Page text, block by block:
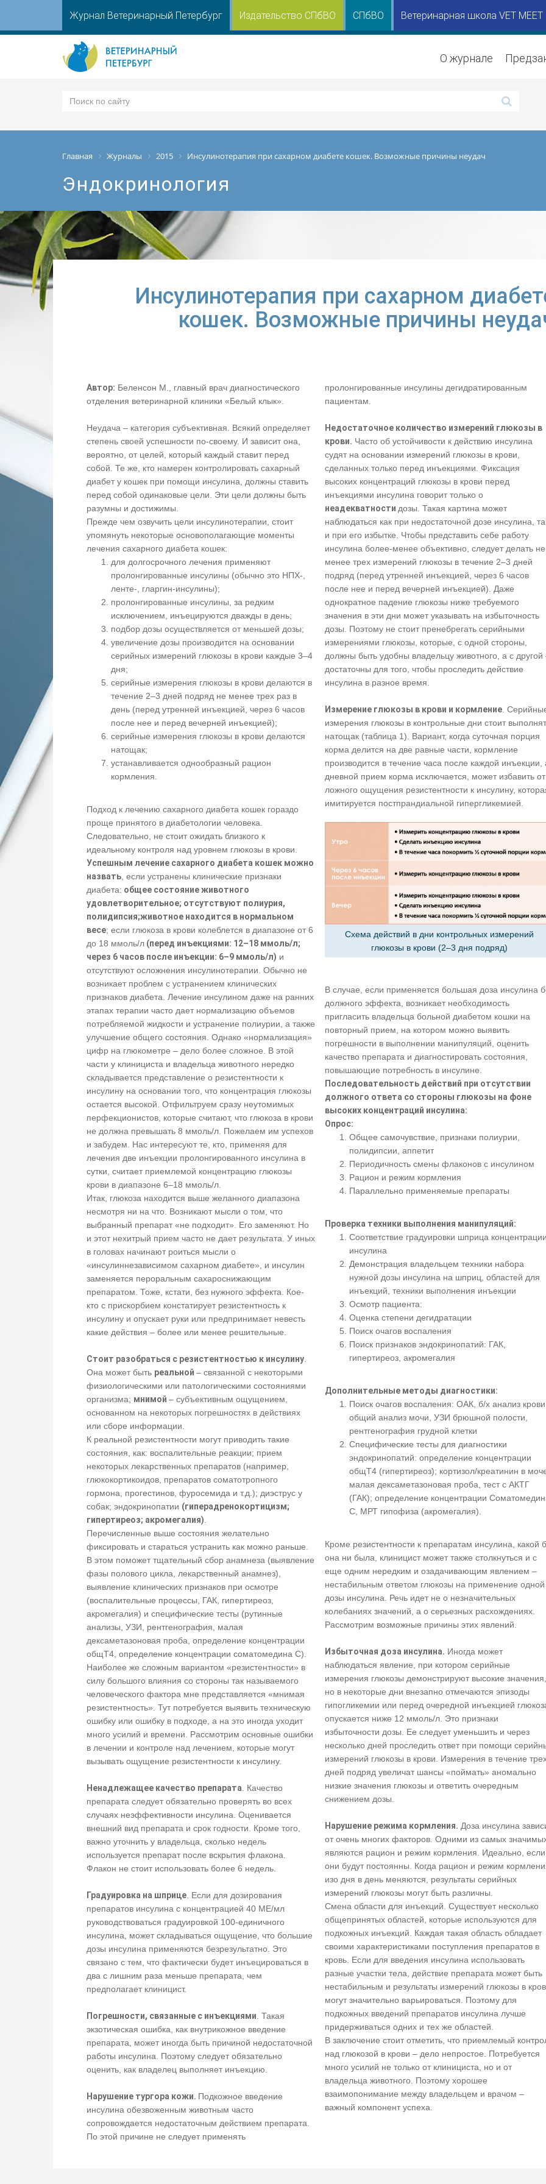
Журнал Ветеринарный Петербург Издательство СПбВО СПбВО Ветеринарная школа VET MEET
О журнале
Главная Журналы 2015 Инсулинотерапия при сахарном диабете кошек. Возможные причины неудач
Эндокринология
Инсулинотерапия при сахарном
кошек. Возможные причины
Автор: Беленсон М., главный врач диагностического
отделения ветеринарной клиники «Белый клык».
Неудача – категория субъективная. Всякий определяет
степень своей успешности по-своему. И зависит она,
вероятно, от целей, который каждый ставит перед
собой. Те же, кто намерен контролировать сахарный
диабет у кошек при помощи инсулина, должны ставить
перед собой одинаковые цели. Эти цели должны быть
разумны и достижимы.
Прежде чем озвучить цели инсулинотерапии, стоит
упомянуть некоторые основополагающие моменты
лечения сахарного диабета кошек:
для долгосрочного лечения применяют
пролонгированные инсулины (обычно это НПХ-,
ленте-, гларгин-инсулины);
пролонгированные инсулины, за редким
исключением, инъецируются дважды в день;
подбор дозы осуществляется от меньшей дозы;
увеличение дозы производится на основании
серийных измерений глюкозы в крови каждые 3–4
дня;
серийные измерения глюкозы в крови делаются в
течение 2–3 дней подряд не менее трех раз в
день (перед утренней инъекцией, через 6 часов
после нее и перед вечерней инъекцией);
серийные измерения глюкозы в крови делаются
натощак;
устанавливается однообразный рацион
кормления.
Подход к лечению сахарного диабета кошек гораздо
проще принятого в диабетологии человека.
Следовательно, не стоит ожидать близкого к
идеальному контроля над уровнем глюкозы в крови.
Успешным лечение сахарного диабета кошек можно
назвать , если устранены клинические признаки
диабета: общее состояние животного
удовлетворительное; отсутствуют полиурия,
полидипсия;животное находится в нормальном
весе; если глюкоза в крови колеблется в диапазоне от 6
до 18 ммоль/л (перед инъекциями: 12–18 ммоль/л;
через 6 часов после инъекции: 6–9 ммоль/л) и
отсутствуют осложнения инсулинотерапии. Обычно не
возникает проблем с устранением клинических
признаков диабета. Лечение инсулином даже на ранних
этапах терапии часто дает нормализацию объемов
потребляемой жидкости и устранение полиурии, а также
улучшение общего состояния. Однако «нормализация»
цифр на глюкометре – дело более сложное. В этой
части у клинициста и владельца животного нередко
складывается представление о резистентности к
инсулину на основании того, что концентрация глюкозы
остается высокой. Отфильтруем сразу неутомимых
перфекционистов, которые считают, что глюкоза в крови
не должна превышать 8 ммоль/л. Пожелаем им успехов
и забудем. Нас интересуют те, кто, применяя для
лечения две инъекции пролонгированного инсулина в
сутки, считает приемлемой концентрацию глюкозы
крови в диапазоне 6–18 ммоль/л.
Итак, глюкоза находится выше желанного диапазона
несмотря ни на что. Возникают мысли о том, что
выбранный препарат «не подходит». Его заменяют. Но
и этот нехитрый прием часто не дает результата. У иных
в головах начинают роиться мысли о
«инсулиннезависимом сахарном диабете», и инсулин
заменяется пероральным сахароснижающим
препаратом. Тоже, кстати, без нужного эффекта. Кое-
кто с прискорбием констатирует резистентность к
инсулину и опускает руки или предпринимает невесть
какие действия – более или менее решительные.
Стоит разобраться с резистентностью к инсулину
Она может быть реальной – связанной с некоторыми
физиологическими или патологическими состояниями
организма; мнимой – субъективным ощущением,
основанном на некоторых погрешностях в действиях
или сборе информации.
К реальной резистентности могут приводить такие
состояния, как: воспалительные реакции; прием
некоторых лекарственных препаратов (например,
глюкокортикоидов, препаратов соматотропного
гормона, прогестинов, фуросемида и т.д.); диэструс у
собак; эндокринопатии (гиперадренокортицизм;
гипертиреоз; акромегалия)
Перечисленные выше состояния желательно
фиксировать и стараться устранить как можно раньше.
В этом поможет тщательный сбор анамнеза (выявление
фазы полового цикла, лекарственный анамнез),
выявление клинических признаков при осмотре
(воспалительные процессы, ГАК, гипертиреоз,
акромегалия) и специфические тесты (рутинные
анализы, УЗИ, рентгенография, малая
дексаметазоновая проба, определение концентрации
общТ4, определение концентрации соматомедина С).
Наиболее же сложным вариантом «резистентности» в
силу большого влияния со стороны так называемого
человеческого фактора мне представляется «мнимая
резистентность». Тут потребуется выявить техническую
ошибку или ошибку в подходе, а на это иногда уходит
много усилий и времени. Рассмотрим основные ошибки
в лечении и контроле над лечением, которые могут
вызывать ощущение резистентности к инсулину.
Ненадлежащее качество препарата . Качество
препарата следует обязательно проверять во всех
случаях неэффективности инсулина. Оценивается
внешний вид препарата и срок годности. Кроме того,
важно уточнить у владельца, сколько недель
используется препарат после вскрытия флакона.
Флакон не стоит использовать более 6 недель.
Градуировка на шприце . Если для дозирования
препаратов инсулина с концентрацией 40 МЕ/мл
руководствоваться градуировкой 100-единичного
инсулина, может складываться ощущение, что большие
дозы инсулина применяются безрезультатно. Это
связано с тем, что фактически будет инъецироваться в
два с лишним раза меньше препарата, чем
предполагает клиницист.
Погрешности, связанные с инъекциями . Такая
экзотическая ошибка, как внутрикожное введение
препарата, может иногда быть причиной недостаточной
работы инсулина. Поэтому следует обязательно
оценить, как владелец выполняет инъекцию.
Нарушение тургора кожи. Подкожное введение
инсулина обезвоженным животным часто
сопровождается недостаточным действием препарата.
По этой причине не следует применять
пролонгированные инсулины дегидратированным
пациентам.
Недостаточное количество измерений глюкозы в
крови. Часто об устойчивости к действию инсулина
судят на основании измерений глюкозы в крови,
сделанных только перед инъекциями. Фиксация
высоких концентраций глюкозы в крови перед
инъекциями инсулина говорит только о
неадекватности дозы. Такая картина может
наблюдаться как при недостаточной дозе инсулина,
и при его избытке. Чтобы представить себе работу
инсулина более-менее объективно, следует делать не
менее трех измерений глюкозы в течение 2–3 дней
подряд (перед утренней инъекцией, через 6 часов
после нее и перед вечерней инъекцией). Даже
однократное падение глюкозы ниже требуемого
значения в эти дни может указывать на избыточность
дозы. Поэтому не стоит пренебрегать серийными
измерениями глюкозы, которые, с одной стороны,
должны быть удобны владельцу животного, а с другой
достаточны для того, чтобы проследить действие
инсулина в разное время.
Измерение глюкозы в крови и кормление.
измерения глюкозы в контрольные дни стоит
натощак (таблица 1). Вариант, когда суточная порция
корма делится на две равные части, кормление
производится в течение часа после каждой инъекции,
дневной прием корма исключается, может избавить от
ложного ощущения резистентности к инсулину,
имитируется постпрандиальной гипергликемией.
Схема действий в дни контрольных измерений
глюкозы в крови (2–3 дня подряд)
В случае, если применяется большая доза инсулина
должного эффекта, возникает необходимость
пригласить владельца больной диабетом кошки на
повторный прием, на котором можно выявить
погрешности в выполнении манипуляций, оценить
качество препарата и диагностировать состояния,
повышающие потребность в инсулине.
Последовательность действий при отсутствии
должного ответа со стороны глюкозы на фоне
высоких концентраций инсулина:
Опрос:
Общее самочувствие, признаки полиурии,
полидипсии, аппетит
Периодичность смены флаконов с инсулином
Рацион и режим кормления
Параллельно применяемые препараты
Проверка техники выполнения манипуляций:
Соответствие градуировки шприца
инсулина
Демонстрация владельцем техники набора
нужной дозы инсулина на шприц, областей для
инъекций, техники выполнения инъекции
Осмотр пациента:
Оценка степени дегидратации
Поиск очагов воспаления
Поиск признаков эндокринопатий: ГАК,
гипертиреоз, акромегалия
Дополнительные методы диагностики:
Поиск очагов воспаления: ОАК, б/х анализ
общий анализ мочи, УЗИ брюшной полости,
рентгенография грудной клетки
Специфические тесты для диагностики
эндокринопатий: определение концентрации
общТ4 (гипертиреоз); кортизол/креатинин в
малая дексаметазоновая проба, тест с АКТГ
(ГАК); определение концентрации
С, МРТ гипофиза (акромегалия).
Кроме резистентности к препаратам инсулина, какой
она ни была, клиницист может также столкнуться и с
еще одним нередким и озадачивающим явлением –
нестабильным ответом глюкозы на применение одной
дозы инсулина. Речь идет не о незначительных
колебаниях значений, а о серьезных расхождениях.
Рассмотрим возможные причины этих явлений.
Избыточная доза инсулина. Иногда может
наблюдаться явление, при котором серийные
измерения глюкозы демонстрируют высокие значения,
но в некоторые дни внезапно отмечаются эпизоды
гипогликемии или перед очередной инъекцией
опускается ниже 12 ммоль/л. Это признаки
избыточности дозы. Ее следует уменьшить и через
несколько дней проследить ответ при помощи
измерений глюкозы в крови. Измерения в течение
дней подряд увеличат шансы «поймать» аномально
низкие значения глюкозы и ответить очередным
снижением дозы.
Нарушение режима кормления. Доза инсулина
от очень многих факторов. Одними из самых
являются рацион и режим кормления. Идеально, если
они будут постоянны. Когда рацион и режим
изо дня в день меняются, результаты серийных
измерений глюкозы могут быть различны.
Смена области для инъекций. Существует несколько
общепринятых областей, которые используются для
подкожных инъекций. Каждая такая область обладает
своими характеристиками поступления препаратов в
кровь. Если для введения инсулина использовать
разные участки тела, действие препарата может быть
нестабильным и результаты измерений глюкозы в
могут значительно варьироваться. Поэтому для
подкожных введений препаратов инсулина лучше
придерживаться одних и тех же областей.
В заключение стоит отметить, что приемлемый
над глюкозой в крови – дело непростое. Потребуется
много усилий не только от клинициста, но и от
владельца животного. Поэтому хорошее
взаимопонимание между владельцем и врачом –
важный компонент успеха.